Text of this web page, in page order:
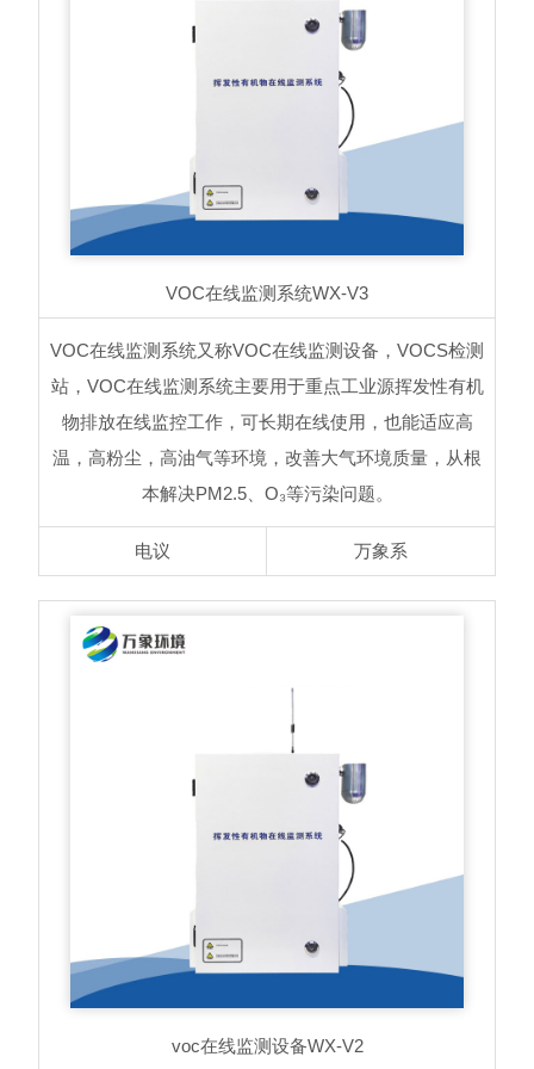
VOC在线监测系统WX-V3
VOC在线监测系统又称VOC在线监测设备，VOCS检测
站，VOC在线监测系统主要用于重点工业源挥发性有机
物排放在线监控工作，可长期在线使用，也能适应高
温，高粉尘，高油气等环境，改善大气环境质量，从根
本解决PM2.5、O₃等污染问题。
电议 万象系
voc在线监测设备WX-V2